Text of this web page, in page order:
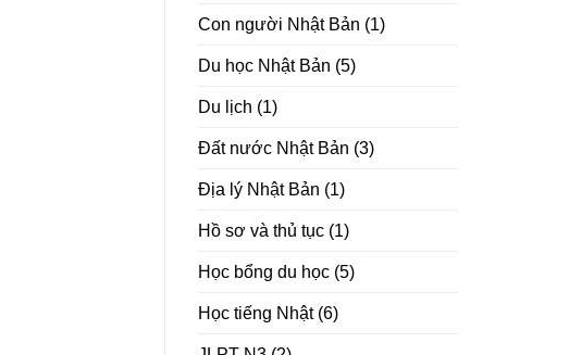
Con người Nhật Bản (1)
Du học Nhật Bản (5)
Du lịch (1)
Đất nước Nhật Bản (3)
Địa lý Nhật Bản (1)
Hồ sơ và thủ tục (1)
Học bổng du học (5)
Học tiếng Nhật(6)